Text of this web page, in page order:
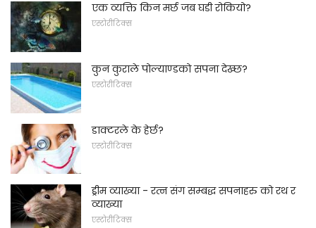
एक व्यक्ति किन मर्छ जब घडी रोकियो?
एस्टोरीटिक्स
कुन कुराले पोल्याण्डको सपना देख्छ?
एस्टोरीटिक्स
डाक्टरले के हेर्छ?
एस्टोरीटिक्स
ड्रीम व्याख्या - रत्न संग सम्बद्ध सपनाहरु को रथ र
व्याख्या
एस्टोरीटिक्स